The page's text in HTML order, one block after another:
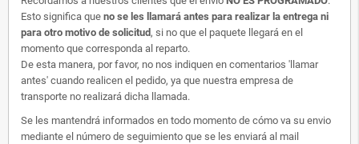
Esto significa que no se les llamará antes para realizar la entrega ni
para otro motivo de solicitud, si no que el paquete llegará en el
momento que corresponda al reparto.
De esta manera, por favor, no nos indiquen en comentarios 'llamar
antes' cuando realicen el pedido, ya que nuestra empresa de
transporte no realizará dicha llamada.
Se les mantendrá informados en todo momento de cómo va su envio
mediante el número de seguimiento que se les enviará al mail